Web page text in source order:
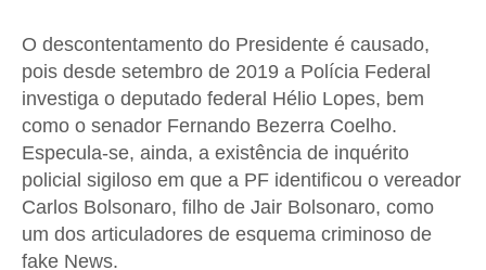
O descontentamento do Presidente é causado,
pois desde setembro de 2019 a Polícia Federal
investiga o deputado federal Hélio Lopes, bem
como o senador Fernando Bezerra Coelho.
Especula-se, ainda, a existência de inquérito
policial sigiloso em que a PF identificou o vereador
Carlos Bolsonaro, filho de Jair Bolsonaro, como
um dos articuladores de esquema criminoso de
fake News.